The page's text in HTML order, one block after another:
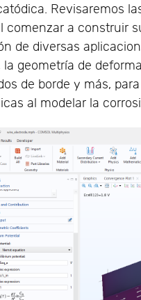
Revisaremos
comenzar a construir
de diversas
geometría de
de borde y más,
al modelar la